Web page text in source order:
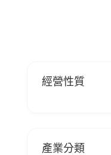
經營性質
產業分類